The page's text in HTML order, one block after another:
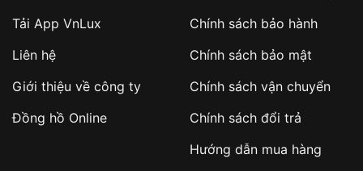
sản phẩm đặc biệt
hàng
Số tiền còn lại thanh toán khi nhận hàng hoặc
Tải App VnLux
Liên hệ
Giới thiệu về công ty
Đồng hồ Online
Chính sách bảo hành
Chính sách bảo mật
Chính sách vận chuyển
Chính sách đổi trả
Hướng dẫn mua hàng